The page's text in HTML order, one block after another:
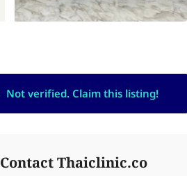
Not verified. Claim this listing!
Contact Thaiclinic.co